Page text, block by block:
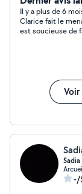
Il y a plus de 6
Clarice fait le
est soucieuse de
-/